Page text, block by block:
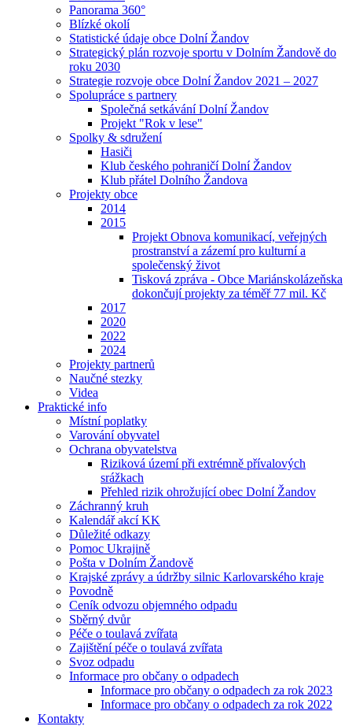
Panorama 360°
Blízké okolí
Statistické údaje obce Dolní Žandov
Strategický plán rozvoje sportu v Dolním Žandově do
roku 2030
Strategie rozvoje obce Dolní Žandov 2021 – 2027
Spolupráce s partnery
Společná setkávání Dolní Žandov
Projekt "Rok v lese"
Spolky & sdružení
Hasiči
Klub českého pohraničí Dolní Žandov
Klub přátel Dolního Žandova
Projekty obce
2014
2015
Projekt Obnova komunikací, veřejných
prostranství a zázemí pro kulturní a
společenský život
Tisková zpráva - Obce Mariánskolázeňska
dokončují projekty za téměř 77 mil. Kč
2017
2020
2022
2024
Projekty partnerů
Naučné stezky
Videa
Praktické info
Místní poplatky
Varování obyvatel
Ochrana obyvatelstva
Riziková území při extrémně přívalových
srážkach
Přehled rizik ohrožující obec Dolní Žandov
Záchranný kruh
Kalendář akcí KK
Důležité odkazy
Pomoc Ukrajině
Pošta v Dolním Žandově
Krajské zprávy a údržby silnic Karlovarského kraje
Povodně
Ceník odvozu objemného odpadu
Sběrný dvůr
Péče o toulavá zvířata
Zajištění péče o toulavá zvířata
Svoz odpadu
Informace pro občany o odpadech
Informace pro občany o odpadech za rok 2023
Informace pro občany o odpadech za rok 2022
Kontakty